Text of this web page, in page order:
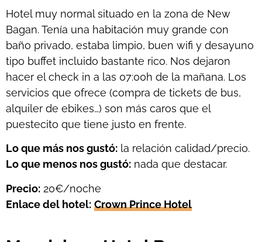
Hotel muy normal situado en la zona de New
Bagan. Tenía una habitación muy grande con
baño privado, estaba limpio, buen wifi y desayuno
tipo buffet incluido bastante rico. Nos dejaron
hacer el check in a las 07:00h de la mañana. Los
servicios que ofrece (compra de tickets de bus,
alquiler de ebikes…) son más caros que el
puestecito que tiene justo en frente.
Lo que más nos gustó: la relación calidad/precio.
Lo que menos nos gustó: nada que destacar.
Precio: 20€/noche
Enlace del hotel: Crown Prince Hotel